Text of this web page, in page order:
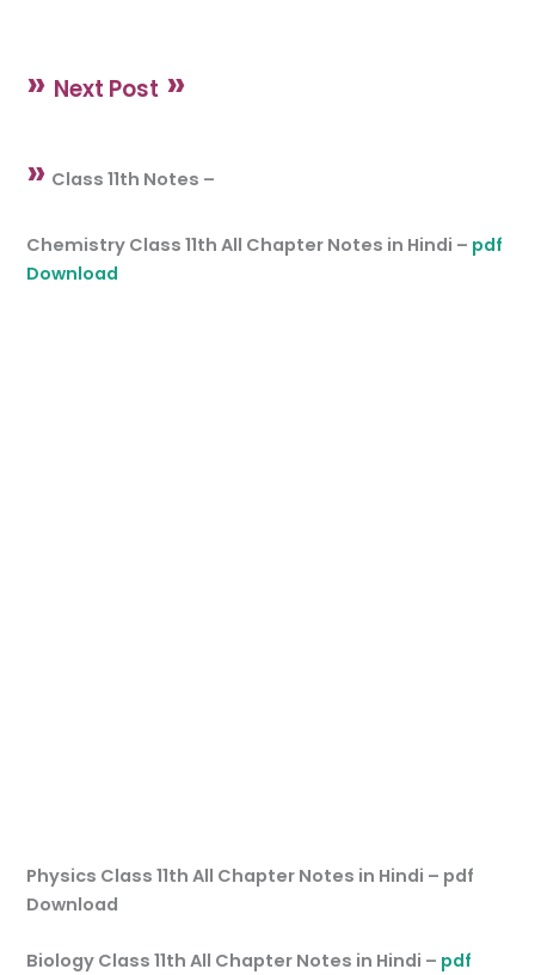
» Next Post »
» Class 11th Notes –
Chemistry Class 11th All Chapter Notes in Hindi – pdf
Download
Physics Class 11th All Chapter Notes in Hindi – pdf
Download
Biology Class 11th All Chapter Notes in Hindi – pdf